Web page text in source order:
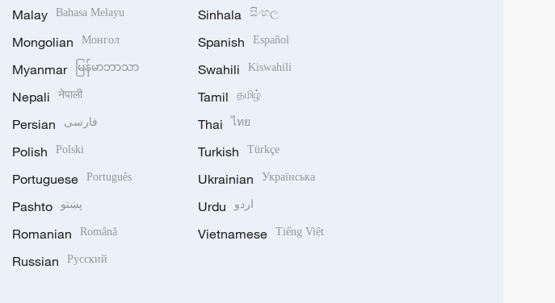
Malay Bahasa Melayu
Mongolian Монгол
Myanmar မြန်မာဘာသာ
Nepali नेपाली
Persian فارسی
Polish Polski
Portuguese Português
Pashto پښتو
Romanian Română
Russian Русский
Sinhala සිංහල
Spanish Español
Swahili Kiswahili
Tamil தமிழ்
Thai ไทย
Turkish Türkçe
Ukrainian Українська
Urdu اردو
Vietnamese Tiếng Việt